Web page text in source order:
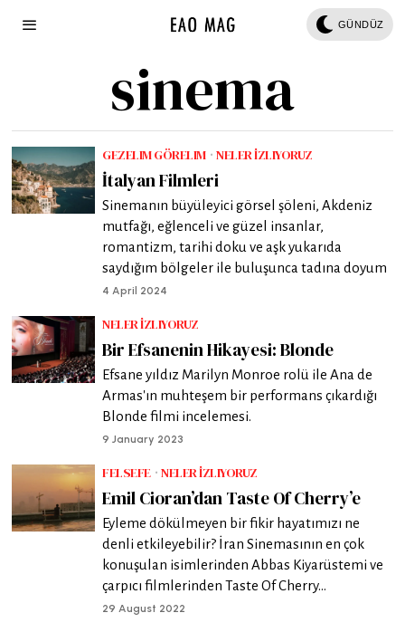
GÜNDÜZ
sinema
GEZELIM GÖRELIM · NELER İZLIYORUZ
İtalyan Filmleri
Sinemanın büyüleyici görsel şöleni, Akdeniz
mutfağı, eğlenceli ve güzel insanlar,
romantizm, tarihi doku ve aşk yukarıda
saydığım bölgeler ile buluşunca tadına doyum
4 April 2024
NELER İZLIYORUZ
Bir Efsanenin Hikayesi: Blonde
Efsane yıldız Marilyn Monroe rolü ile Ana de
Armas'ın muhteşem bir performans çıkardığı
Blonde filmi incelemesi.
9 January 2023
FELSEFE · NELER İZLIYORUZ
Emil Cioran’dan Taste Of Cherry’e
Eyleme dökülmeyen bir fikir hayatımızı ne
denli etkileyebilir? İran Sinemasının en çok
konuşulan isimlerinden Abbas Kiyarüstemi ve
çarpıcı filmlerinden Taste Of Cherry...
29 August 2022